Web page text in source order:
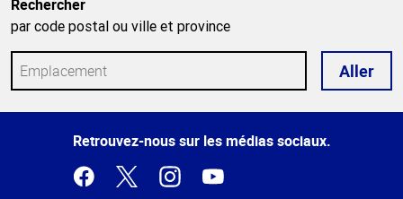
Rechercher
par code postal ou ville et province
Aller
Retrouvez-nous sur les médias sociaux.